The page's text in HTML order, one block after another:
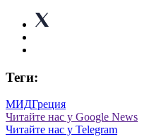
Теги:
МИДГреция
Читайте нас у Google News
Читайте нас у Telegram